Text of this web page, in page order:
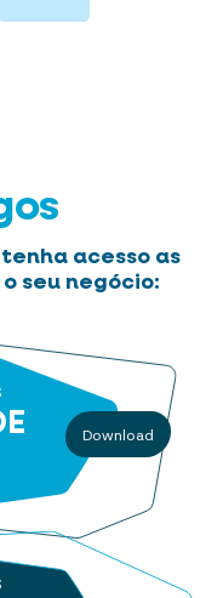
acesso as
seu negócio:
Download